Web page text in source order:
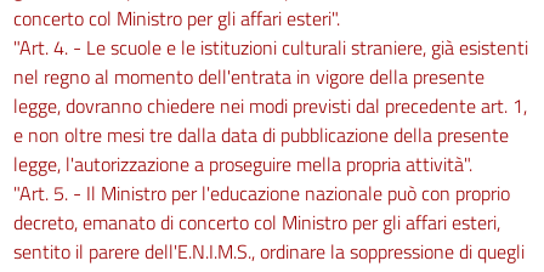
concerto col Ministro per gli affari esteri".
"Art. 4. - Le scuole e le istituzioni culturali straniere, già esistenti
nel regno al momento dell'entrata in vigore della presente
legge, dovranno chiedere nei modi previsti dal precedente art. 1,
e non oltre mesi tre dalla data di pubblicazione della presente
legge, l'autorizzazione a proseguire mella propria attività".
"Art. 5. - Il Ministro per l'educazione nazionale può con proprio
decreto, emanato di concerto col Ministro per gli affari esteri,
sentito il parere dell'E.N.I.M.S., ordinare la soppressione di quegli